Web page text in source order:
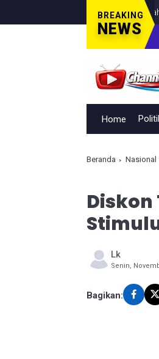
BREAKING
NEWS
Tak Bisa Dihadiahkan,
Home
Beranda Nasional
Lk
Senin,
Bagikan: